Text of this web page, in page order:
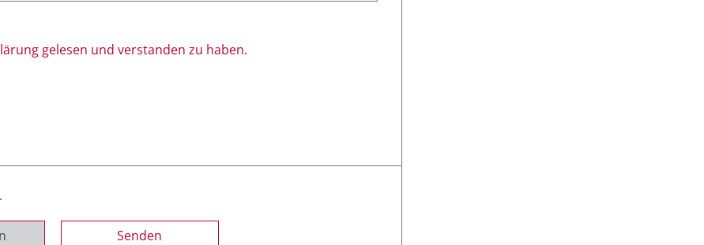
gelesen und verstanden zu haben.